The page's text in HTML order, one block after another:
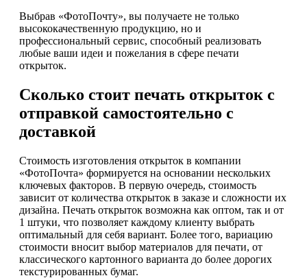
Выбрав «ФотоПочту», вы получаете не только
высококачественную продукцию, но и
профессиональный сервис, способный реализовать
любые ваши идеи и пожелания в сфере печати
открыток.
Сколько стоит печать открыток с
отправкой самостоятельно с
доставкой
Стоимость изготовления открыток в компании
«ФотоПочта» формируется на основании нескольких
ключевых факторов. В первую очередь, стоимость
зависит от количества открыток в заказе и сложности их
дизайна. Печать открыток возможна как оптом, так и от
1 штуки, что позволяет каждому клиенту выбрать
оптимальный для себя вариант. Более того, вариацию
стоимости вносит выбор материалов для печати, от
классического картонного варианта до более дорогих
текстурированных бумаг.